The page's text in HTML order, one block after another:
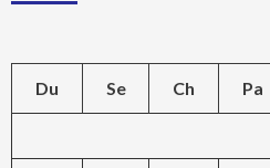
Du Se Ch Pa